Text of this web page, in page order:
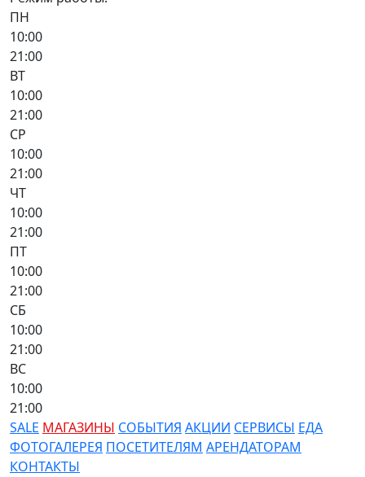
ПН
10:00
21:00
ВТ
10:00
21:00
СР
10:00
21:00
ЧТ
10:00
21:00
ПТ
10:00
21:00
СБ
10:00
21:00
ВС
10:00
21:00
SALE МАГАЗИНЫ СОБЫТИЯ АКЦИИ СЕРВИСЫ ЕДА
ФОТОГАЛЕРЕЯ ПОСЕТИТЕЛЯМ АРЕНДАТОРАМ
КОНТАКТЫ